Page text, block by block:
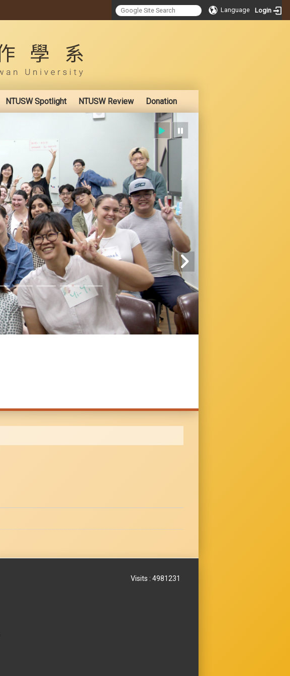
Language Login
NTUSW Spotlight NTUSW Review Donation
Visits : 4981231